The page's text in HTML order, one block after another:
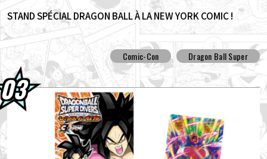
STAND SPÉCIAL DRAGON BALL À LA NEW YORK COMIC !
Comic-Con Dragon Ball Super